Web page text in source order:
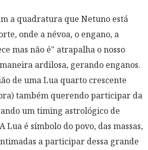
a quadratura que Netuno está
onde a névoa, o engano, a
mas não é" atrapalha o nosso
ardilosa, gerando enganos.
de uma Lua quarto crescente
) também querendo participar da
um timing astrológico de
Lua é símbolo do povo, das massas,
a participar dessa grande